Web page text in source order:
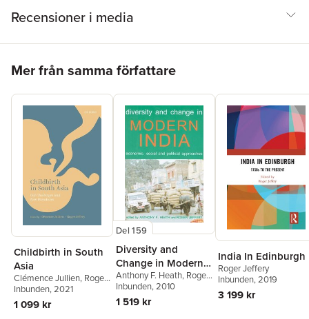
Recensioner i media
Mer från samma författare
Childbirth in South
Asia
Clémence Jullien, Roger
Jeffery
Inbunden, 2021
1 099 kr
Del 159
Diversity and
Change in Modern
India
Anthony F. Heath, Roger
Jeffery
Inbunden, 2010
1 519 kr
India In Edinburgh
Roger Jeffery
Inbunden, 2019
3 199 kr